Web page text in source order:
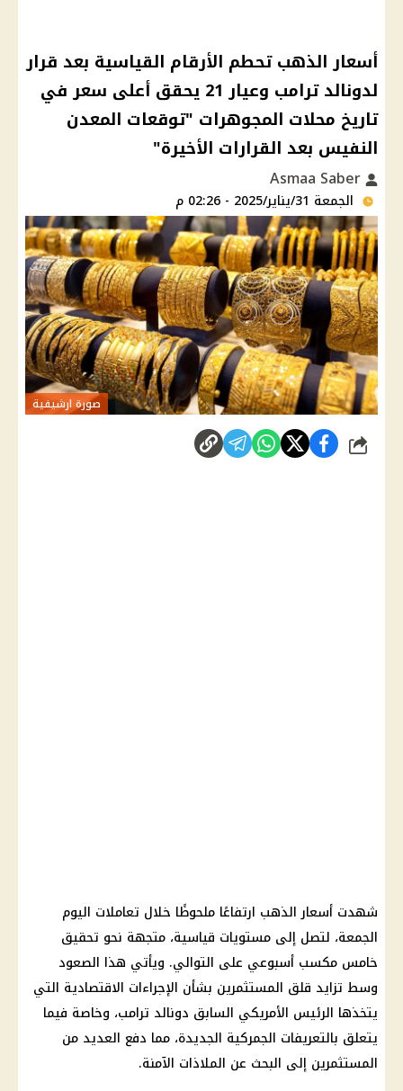
أسعار الذهب تحطم الأرقام القياسية بعد قرار
لدونالد ترامب وعيار 21 يحقق أعلى سعر في
تاريخ محلات المجوهرات "توقعات المعدن
النفيس بعد القرارات الأخيرة"
الجمعة 31/يناير/2025 - 02:26 م
صورة ارشيفية
شارك
شهدت أسعار الذهب ارتفاعًا ملحوظًا خلال تعاملات اليوم
الجمعة، لتصل إلى مستويات قياسية، متجهة نحو تحقيق
خامس مكسب أسبوعي على التوالي. ويأتي هذا الصعود
وسط تزايد قلق المستثمرين بشأن الإجراءات الاقتصادية التي
يتخذها الرئيس الأمريكي السابق دونالد ترامب، وخاصة فيما
يتعلق بالتعريفات الجمركية الجديدة، مما دفع العديد من
المستثمرين إلى البحث عن الملاذات الآمنة.